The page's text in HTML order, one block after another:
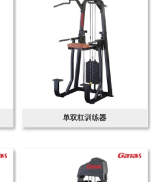
单双杠训练器